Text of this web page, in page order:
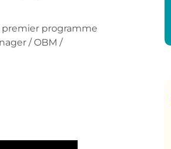
premier programme
/ OBM /